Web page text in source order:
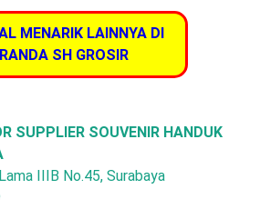
MENARIK LAINNYA DI
SH GROSIR
SUPPLIER SOUVENIR HANDUK
IIIB No.45, Surabaya